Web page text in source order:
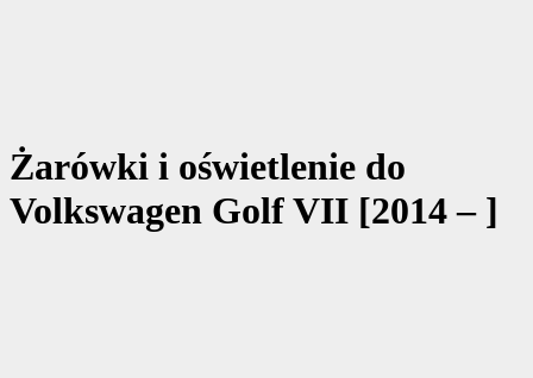
Żarówki i oświetlenie do
Volkswagen Golf VII [2014 – ]